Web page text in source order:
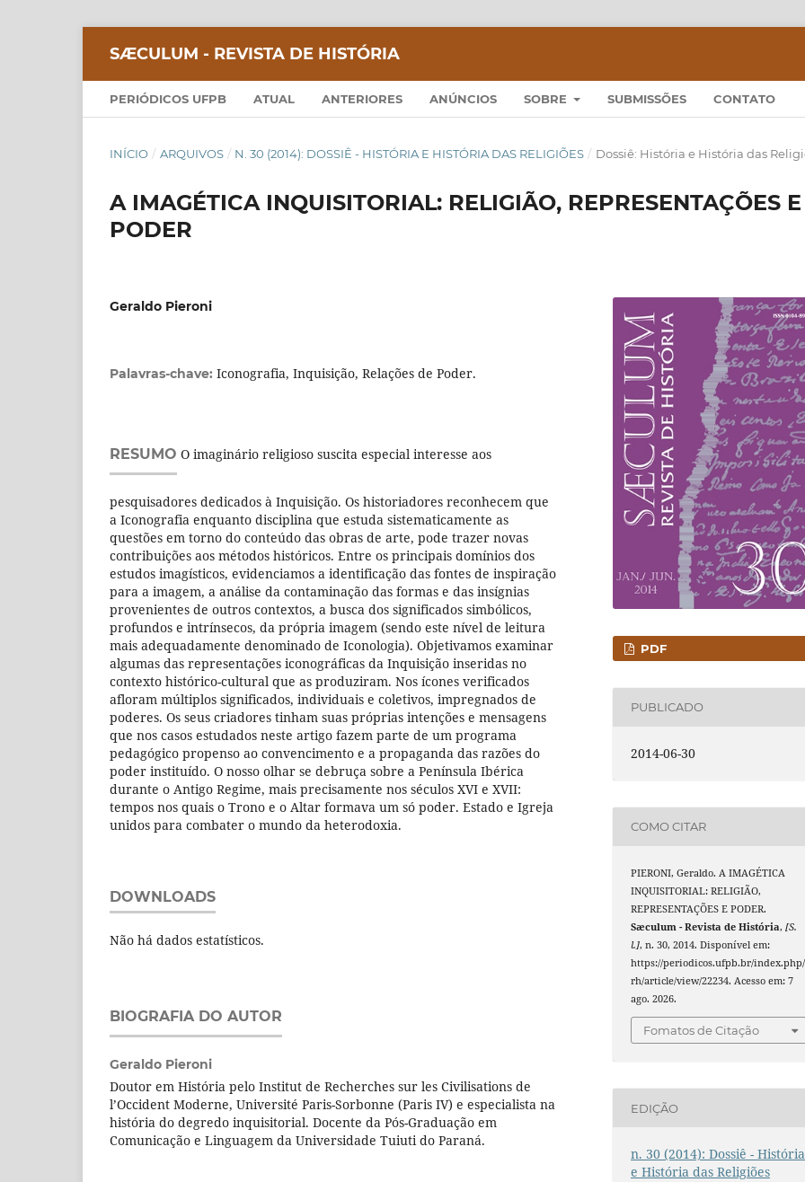
SÆCULUM - REVISTA DE HISTÓRIA
PERIÓDICOS UFPB ATUAL ANTERIORES ANÚNCIOS SOBRE SUBMISSÕES CONTATO
INÍCIO / ARQUIVOS / N. 30 (2014): DOSSIÊ - HISTÓRIA E HISTÓRIA DAS RELIGIÕES / Dossiê: História e História das
A IMAGÉTICA INQUISITORIAL: RELIGIÃO, REPRESENTAÇÕES E
PODER
Geraldo Pieroni
Palavras-chave: Iconografia, Inquisição, Relações de Poder.
RESUMO O imaginário religioso suscita especial interesse aos
pesquisadores dedicados à Inquisição. Os historiadores reconhecem que
a Iconografia enquanto disciplina que estuda sistematicamente as
questões em torno do conteúdo das obras de arte, pode trazer novas
contribuições aos métodos históricos. Entre os principais domínios dos
estudos imagísticos, evidenciamos a identificação das fontes de inspiração
para a imagem, a análise da contaminação das formas e das insígnias
provenientes de outros contextos, a busca dos significados simbólicos,
profundos e intrínsecos, da própria imagem (sendo este nível de leitura
mais adequadamente denominado de Iconologia). Objetivamos examinar
algumas das representações iconográficas da Inquisição inseridas no
contexto histórico-cultural que as produziram. Nos ícones verificados
afloram múltiplos significados, individuais e coletivos, impregnados de
poderes. Os seus criadores tinham suas próprias intenções e mensagens
que nos casos estudados neste artigo fazem parte de um programa
pedagógico propenso ao convencimento e a propaganda das razões do
poder instituído. O nosso olhar se debruça sobre a Península Ibérica
durante o Antigo Regime, mais precisamente nos séculos XVI e XVII:
tempos nos quais o Trono e o Altar formava um só poder. Estado e Igreja
unidos para combater o mundo da heterodoxia.
DOWNLOADS
Não há dados estatísticos.
BIOGRAFIA DO AUTOR
Geraldo Pieroni
Doutor em História pelo Institut de Recherches sur les Civilisations de
l’Occident Moderne, Université Paris-Sorbonne (Paris IV) e especialista na
história do degredo inquisitorial. Docente da Pós-Graduação em
Comunicação e Linguagem da Universidade Tuiuti do Paraná.
PDF
PUBLICADO
2014-06-30
COMO CITAR
PIERONI, Geraldo. A IMAGÉTICA
INQUISITORIAL: RELIGIÃO,
REPRESENTAÇÕES E PODER.
Sæculum - Revista de História,[S.
l.], n. 30, 2014. Disponível em:
https://periodicos.ufpb.br/
rh/article/view/22234. Acesso em: 7
ago. 2026.
Fomatos de Citação
EDIÇÃO
n. 30 (2014): Dossiê - História
e História das Religiões